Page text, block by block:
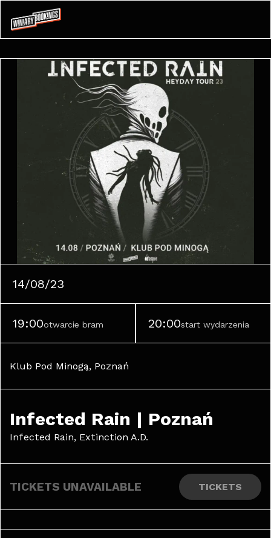
14/08/23
19:00otwarcie bram 20:00start wydarzenia
Klub Pod Minogą, Poznań
Infected Rain | Poznań
Infected Rain, Extinction A.D.
TICKETS UNAVAILABLE TICKETS